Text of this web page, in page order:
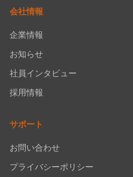
会社情報
企業情報
お知らせ
社員インタビュー
採用情報
サポート
お問い合わせ
プライバシーポリシー